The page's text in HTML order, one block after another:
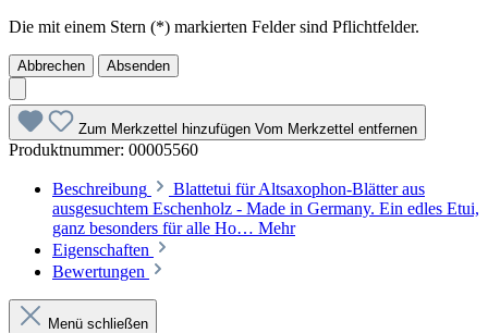
Die mit einem Stern (*) markierten Felder sind Pflichtfelder.
Abbrechen Absenden
Zum Merkzettel hinzufügen Vom Merkzettel entfernen
Produktnummer: 00005560
Beschreibung
Blattetui für Altsaxophon-Blätter aus
ausgesuchtem Eschenholz - Made in Germany. Ein edles Etui,
ganz besonders für alle Ho… Mehr
Eigenschaften
Bewertungen
Menü schließen